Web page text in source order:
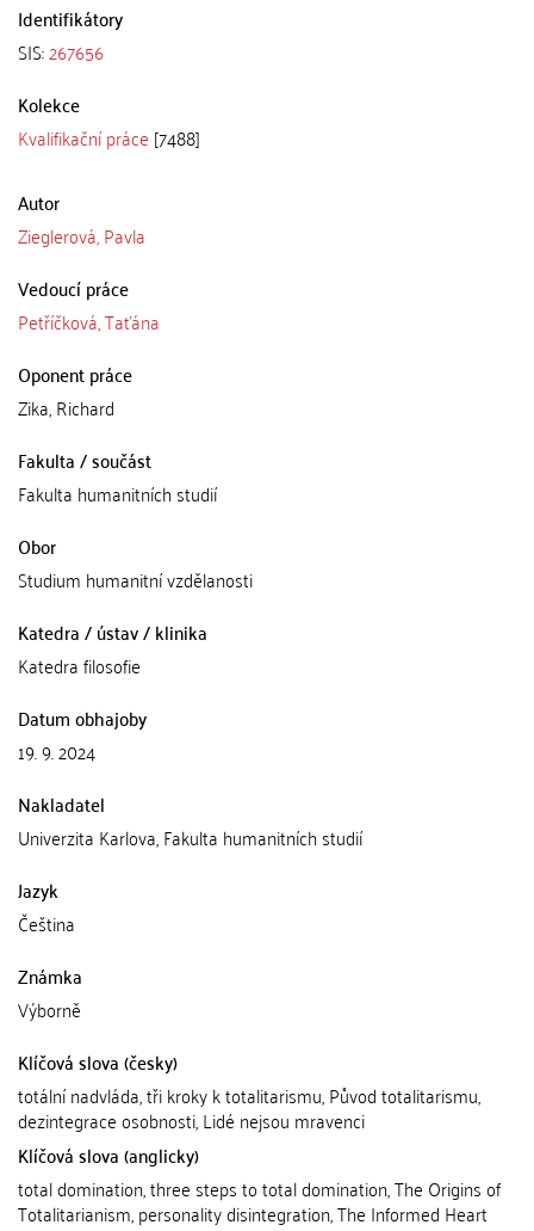
Identifikátory
SIS:267656
Kolekce
Kvalifikační práce [7488]
Autor
Zieglerová, Pavla
Vedoucí práce
Petříčková, Taťána
Oponent práce
Zika, Richard
Fakulta / součást
Fakulta humanitních studií
Obor
Studium humanitní vzdělanosti
Katedra / ústav / klinika
Katedra filosofie
Datum obhajoby
19. 9. 2024
Nakladatel
Univerzita Karlova, Fakulta humanitních studií
Jazyk
Čeština
Známka
Výborně
Klíčová slova (česky)
totální nadvláda, tři kroky k totalitarismu, Původ totalitarismu,
dezintegrace osobnosti, Lidé nejsou mravenci
Klíčová slova (anglicky)
total domination, three steps to total domination, The Origins of
Totalitarianism, personality disintegration, The Informed Heart